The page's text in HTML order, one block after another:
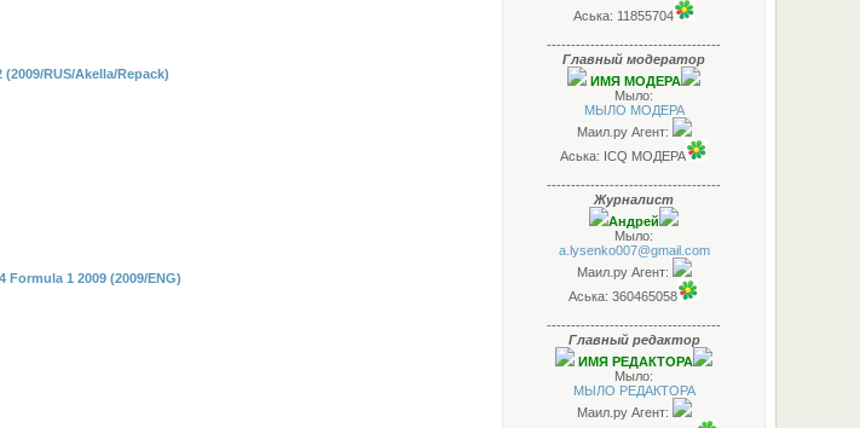
Аська: 11855704
------------------------------------
Главный модератор
ИМЯ МОДЕРА
Мыло:
МЫЛО МОДЕРА
Маил.ру Агент:
Аська: ICQ МОДЕРА
------------------------------------
Журналист
Андрей
Мыло:
a.lysenko007@gmail.com
Маил.ру Агент:
Аська: 360465058
------------------------------------
Главный редактор
ИМЯ РЕДАКТОРА
Мыло:
МЫЛО РЕДАКТОРА
Маил.ру Агент: